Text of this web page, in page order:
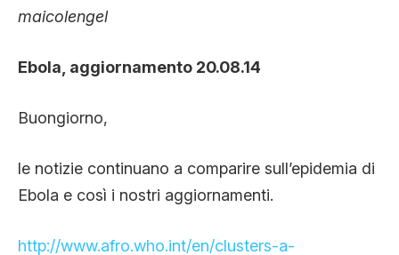
maicolengel
Ebola, aggiornamento 20.08.14
Buongiorno,
le notizie continuano a comparire sull’epidemia di
Ebola e così i nostri aggiornamenti.
http://www.afro.who.int/en/clusters-a-